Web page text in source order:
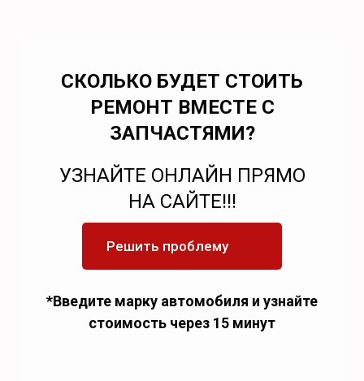
СКОЛЬКО БУДЕТ СТОИТЬ
РЕМОНТ ВМЕСТЕ С
ЗАПЧАСТЯМИ?
УЗНАЙТЕ ОНЛАЙН ПРЯМО
НА САЙТЕ!!!
Решить проблему
*Введите марку автомобиля и узнайте
стоимость через 15 минут